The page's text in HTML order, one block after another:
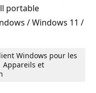
portable
/ Windows 11 /
Windows pour les
Appareils et